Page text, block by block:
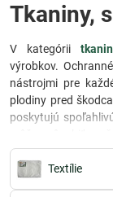
Tkaniny,
V kategórii
výrobkov.
nástrojmi pre
plodiny pred
poskytujú
Sieťky a sietesú
záhrade. Ich
Textílie